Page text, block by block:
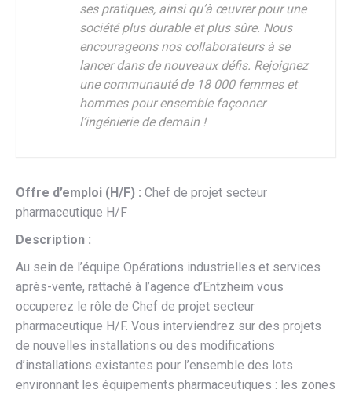
ses pratiques, ainsi qu’à œuvrer pour une
société plus durable et plus sûre. Nous
encourageons nos collaborateurs à se
lancer dans de nouveaux défis. Rejoignez
une communauté de 18 000 femmes et
hommes pour ensemble façonner
l’ingénierie de demain !
Offre d’emploi (H/F) : Chef de projet secteur
pharmaceutique H/F
Description :
Au sein de l’équipe Opérations industrielles et services
après-vente, rattaché à l’agence d’Entzheim vous
occuperez le rôle de Chef de projet secteur
pharmaceutique H/F. Vous interviendrez sur des projets
de nouvelles installations ou des modifications
d’installations existantes pour l’ensemble des lots
environnant les équipements pharmaceutiques : les zones